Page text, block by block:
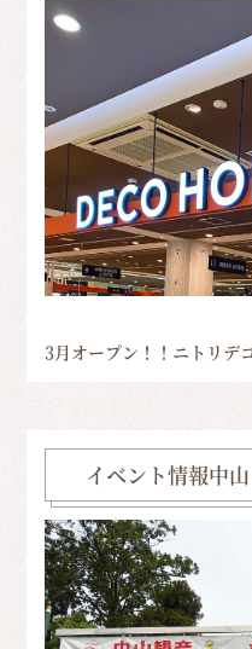
3月オープン！！ニトリデ
イベント情報中